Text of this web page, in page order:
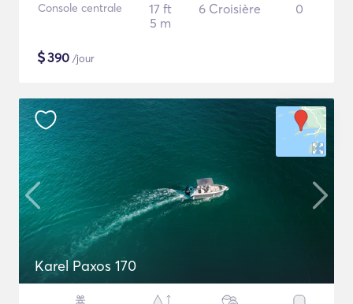
Console centrale
17 ft
5 m
6 Croisière 0
$390 /jour
Karel Paxos 170